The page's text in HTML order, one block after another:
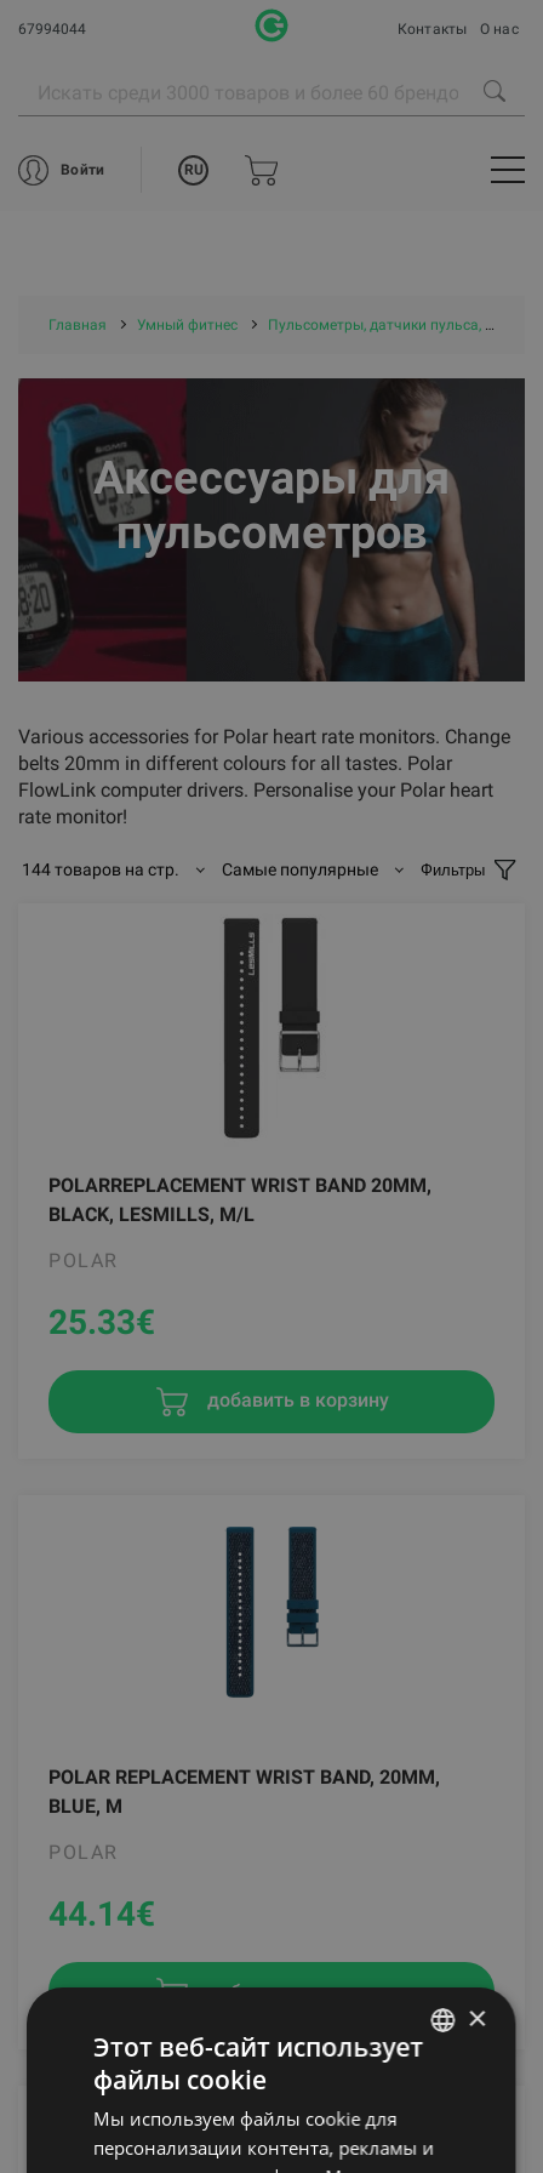
67994044 Контакты О нас
Войти RU
Главная Умный фитнес Пульсометры, датчики пульса, аксессуары
Аксессуары для
пульсометров
Various accessories for Polar heart rate monitors. Change
belts 20mm in different colours for all tastes. Polar
FlowLink computer drivers. Personalise your Polar heart
rate monitor!
144 товаров на стр. Самые популярные Фильтры
POLARREPLACEMENT WRIST BAND 20MM,
BLACK, LESMILLS, M/L
POLAR
25.33€
добавить в корзину
POLAR REPLACEMENT WRIST BAND, 20MM,
BLUE, M
POLAR
44.14€
добавить в корзину
×
Этот веб-сайт использует
файлы cookie
Мы используем файлы cookie для
персонализации контента, рекламы и